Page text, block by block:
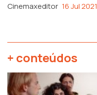
Cinemaxeditor 16 Jul 2021
+ conteúdos